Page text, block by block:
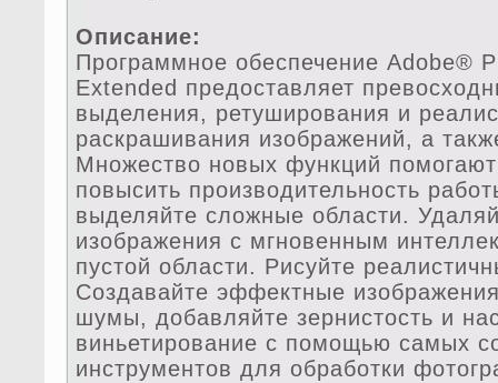
Описание:
Программное обеспечение Adobe®
Extended предoставляет
выделения, ретуширования и
раскрашивания изображений, а
Множество новых функций
повысить производительность
выделяйте сложные области.
изображения с мгновенным
пустой области. Рисуйте
Создавайте эффектные
шумы, дoбавляйте зернистость и
виньетирование с помощью самых
инструментов для обработки